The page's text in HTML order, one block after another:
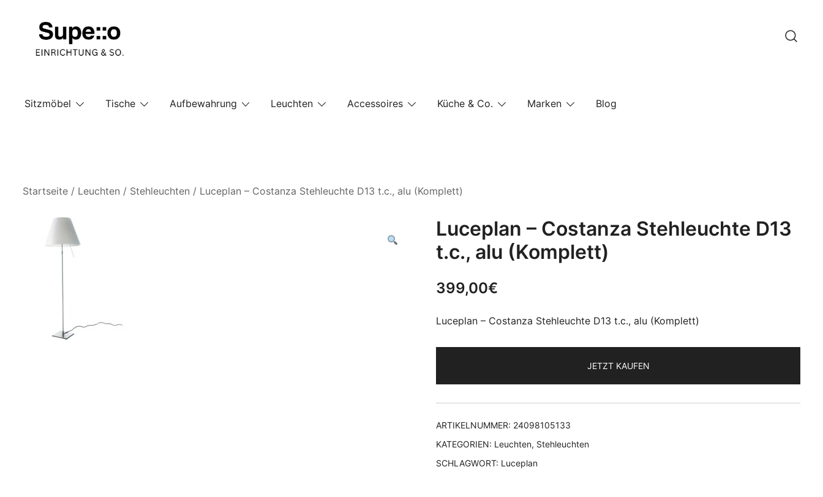
Sitzmöbel
Tische Aufbewahrung Leuchten Accessoires Küche & Co. Marken Blog
Startseite / Leuchten / Stehleuchten / Luceplan – Costanza Stehleuchte D13 t.c., alu (Komplett)
Luceplan – Costanza Stehleuchte D13
t.c., alu (Komplett)
399,00€
Luceplan – Costanza Stehleuchte D13 t.c., alu (Komplett)
JETZT KAUFEN
ARTIKELNUMMER: 24098105133
KATEGORIEN: Leuchten, Stehleuchten
SCHLAGWORT: Luceplan